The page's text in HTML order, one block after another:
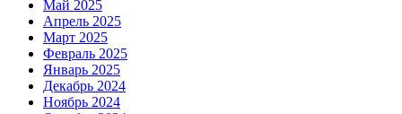
Май 2025
Апрель 2025
Март 2025
Февраль 2025
Январь 2025
Декабрь 2024
Ноябрь 2024